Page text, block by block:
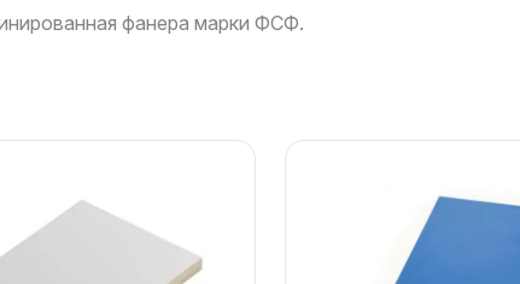
фанера марки ФСФ.